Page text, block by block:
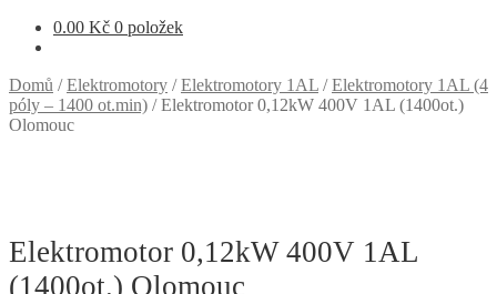
0.00 Kč 0 položek
Domů /Elektromotory /Elektromotory 1AL /Elektromotory 1AL (4
póly – 1400 ot.min) /Elektromotor 0,12kW 400V 1AL (1400ot.)
Olomouc
Elektromotor 0,12kW 400V 1AL
(1400ot.) Olomouc